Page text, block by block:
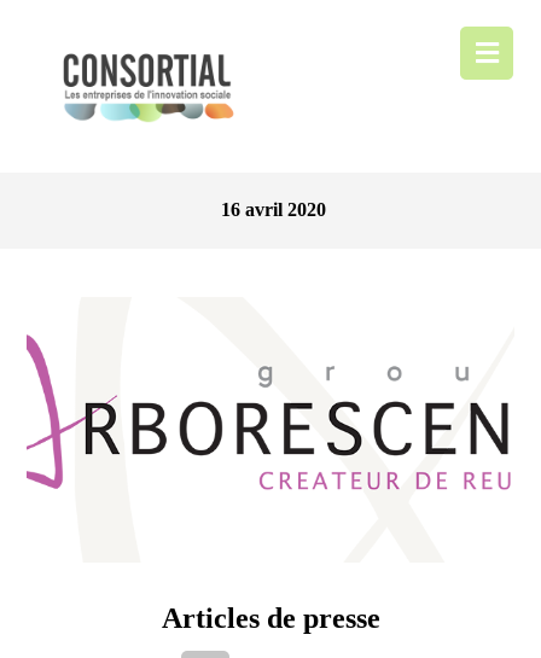
16 avril 2020
Articles de presse